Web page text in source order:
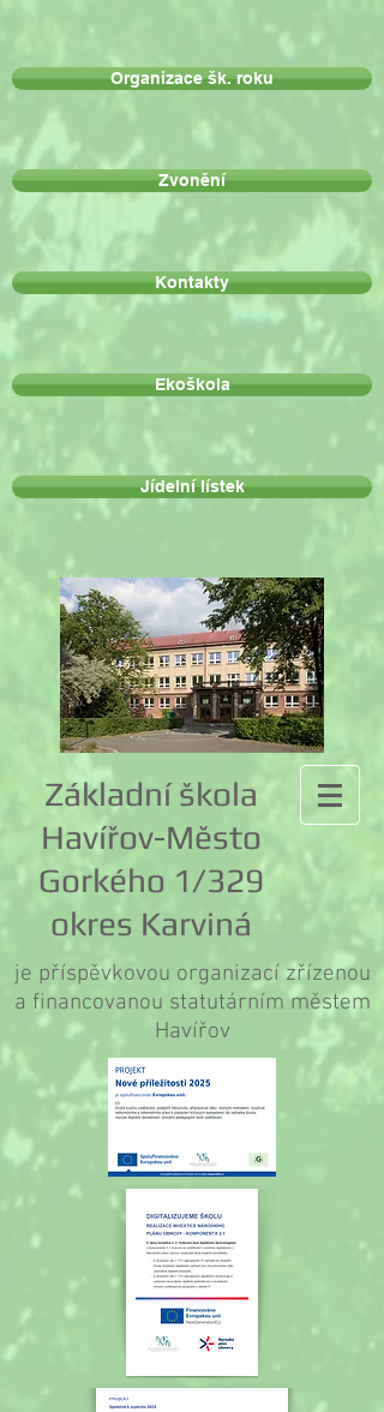
Organizace šk. roku
Zvonění
Kontakty
Ekoškola
Jídelní lístek
Základní škola
Havířov-Město
Gorkého 1/329
okres Karviná
je příspěvkovou organizací zřízenou
a financovanou statutárním městem
Havířov